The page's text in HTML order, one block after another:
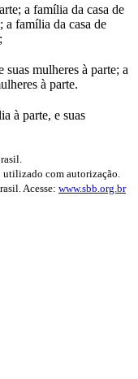
a família da casa de
a família da casa de
mulheres à parte; a
à parte.
à parte, e suas
com autorização.
Acesse: www.sbb.org.br